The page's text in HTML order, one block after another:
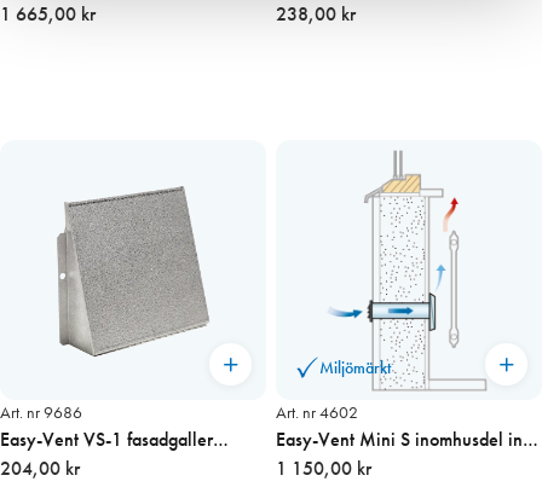
vägg inkl filter
1 665,00 kr
238,00 kr
Art. nr 9686
Easy-Vent VS-1 fasadgaller
(165×150 mm)
204,00 kr
Miljömärkt
Art. nr 4602
Easy-Vent Mini S inomhusdel inkl.
grundfilter
1 150,00 kr